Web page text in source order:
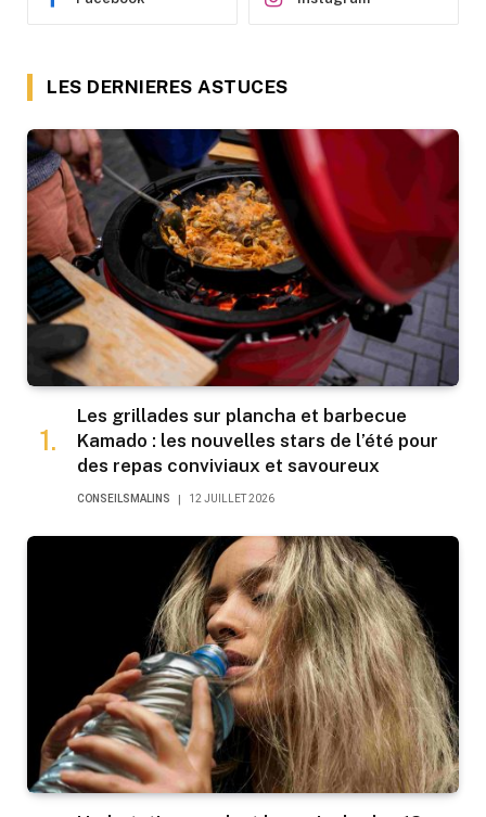
LES DERNIERES ASTUCES
Les grillades sur plancha et barbecue
Kamado : les nouvelles stars de l’été pour
des repas conviviaux et savoureux
CONSEILSMALINS 12 JUILLET 2026